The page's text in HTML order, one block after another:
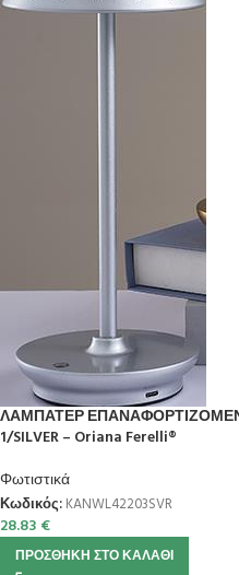
ΛΑΜΠΑΤΕΡ ΕΠΑΝΑΦΟΡΤΙΖΟΜΕΝΟ
1/SILVER – Oriana Ferelli®
Φωτιστικά
Κωδικός: KANWL42203SVR
28.83 €
ΠΡΟΣΘΉΚΗ ΣΤΟ ΚΑΛΆΘΙ